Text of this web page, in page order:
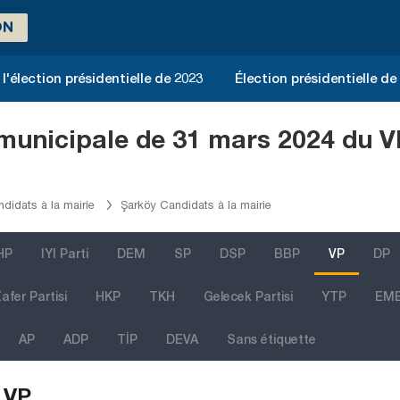
présidentielle de 2023 Élection présidentielle de
de 31 mars 2024 du
à la mairie Şarköy Candidats à la mairie
IYI Parti DEM SP DSP BBP VP DP
Partisi HKP TKH Gelecek Partisi YTP
AP ADP TİP DEVA Sans étiquette